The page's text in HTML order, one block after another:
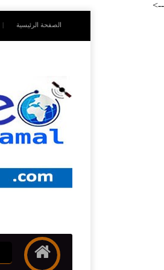
-->
الصفحة الرئيسية